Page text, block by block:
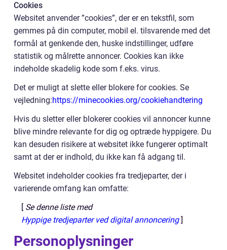
Cookies
Websitet anvender ”cookies”, der er en tekstfil, som
gemmes på din computer, mobil el. tilsvarende med det
formål at genkende den, huske indstillinger, udføre
statistik og målrette annoncer. Cookies kan ikke
indeholde skadelig kode som f.eks. virus.
Det er muligt at slette eller blokere for cookies. Se
vejledning:https://minecookies.org/cookiehandtering
Hvis du sletter eller blokerer cookies vil annoncer kunne
blive mindre relevante for dig og optræde hyppigere. Du
kan desuden risikere at websitet ikke fungerer optimalt
samt at der er indhold, du ikke kan få adgang til.
Websitet indeholder cookies fra tredjeparter, der i
varierende omfang kan omfatte:
[ Se denne liste med
Hyppige tredjeparter ved digital annoncering]
Personoplysninger